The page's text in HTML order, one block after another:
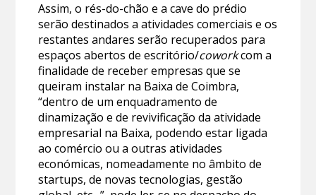
Assim, o rés-do-chão e a cave do prédio
serão destinados a atividades comerciais e os
restantes andares serão recuperados para
espaços abertos de escritório/coworkcom a
finalidade de receber empresas que se
queiram instalar na Baixa de Coimbra,
“dentro de um enquadramento de
dinamização e de revivificação da atividade
empresarial na Baixa, podendo estar ligada
ao comércio ou a outras atividades
económicas, nomeadamente no âmbito de
startups, de novas tecnologias, gestão